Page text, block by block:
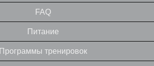
FAQ
Питание
Программы тренировок